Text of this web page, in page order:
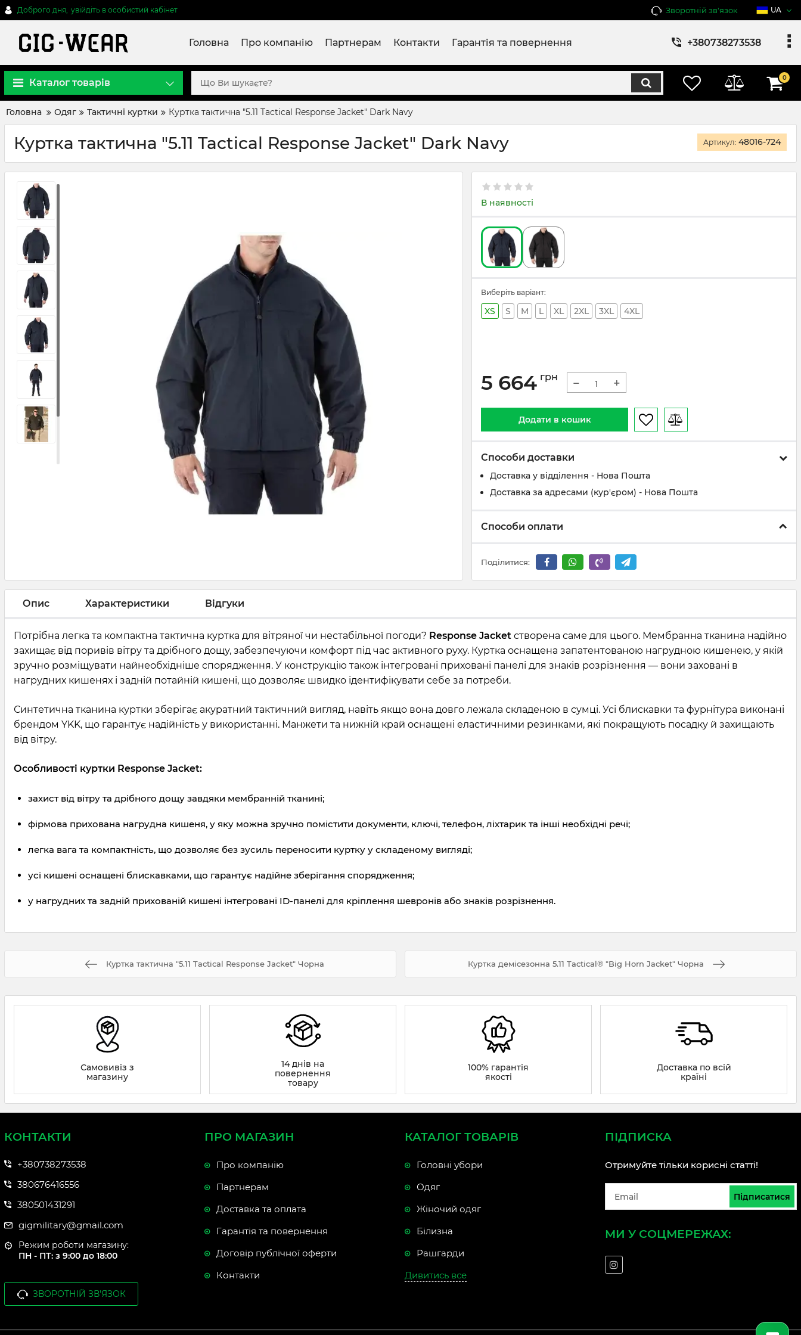
Доброго дня, увійдіть в особистий кабінет Зворотній зв'язок UA
Головна Про компанію Партнерам Контакти Гарантія та повернення +380738273538
Каталог товарів 0
Головна Одяг Тактичні куртки Куртка тактична "5.11 Tactical Response Jacket" Dark Navy
Куртка тактична "5.11 Tactical Response Jacket" Dark Navy Артикул: 48016-724
В наявності
Виберіть варіант:
XS S M L XL 2XL 3XL 4XL
5 664 грн − +
Додати в кошик
Способи доставки
Доставка у відділення - Нова Пошта
Доставка за адресами (кур'єром) - Нова Пошта
Способи оплати
Поділитися:
Опис Характеристики Відгуки
Потрібна легка та компактна тактична куртка для вітряної чи нестабільної погоди? Response Jacket створена саме для цього. Мембранна тканина надійно
захищає від поривів вітру та дрібного дощу, забезпечуючи комфорт під час активного руху. Куртка оснащена запатентованою нагрудною кишенею, у якій
зручно розміщувати найнеобхідніше спорядження. У конструкцію також інтегровані приховані панелі для знаків розрізнення — вони заховані в
нагрудних кишенях і задній потайній кишені, що дозволяє швидко ідентифікувати себе за потреби.
Синтетична тканина куртки зберігає акуратний тактичний вигляд, навіть якщо вона довго лежала складеною в сумці. Усі блискавки та фурнітура виконані
брендом YKK, що гарантує надійність у використанні. Манжети та нижній край оснащені еластичними резинками, які покращують посадку й захищають
від вітру.
Особливості куртки Response Jacket:
захист від вітру та дрібного дощу завдяки мембранній тканині;
фірмова прихована нагрудна кишеня, у яку можна зручно помістити документи, ключі, телефон, ліхтарик та інші необхідні речі;
легка вага та компактність, що дозволяє без зусиль переносити куртку у складеному вигляді;
усі кишені оснащені блискавками, що гарантує надійне зберігання спорядження;
у нагрудних та задній прихованій кишені інтегровані ID-панелі для кріплення шевронів або знаків розрізнення.
Куртка тактична "5.11 Tactical Response Jacket" Чорна Куртка демісезонна 5.11 Tactical® "Big Horn Jacket" Чорна
Самовивіз з
магазину
14 днів на
повернення
товару
100% гарантія
якості
Доставка по всій
країні
КОНТАКТИ
+380738273538
380676416556
380501431291
gigmilitary@gmail.com
Режим роботи магазину:
ПН - ПТ: з 9:00 до 18:00
ЗВОРОТНІЙ ЗВ'ЯЗОК
ПРО МАГАЗИН
Про компанію
Партнерам
Доставка та оплата
Гарантія та повернення
Договір публічної оферти
Контакти
КАТАЛОГ ТОВАРІВ
Головні убори
Одяг
Жіночий одяг
Білизна
Рашгарди
Дивитись все
ПІДПИСКА
Отримуйте тільки корисні статті!
Підписатися
МИ У СОЦМЕРЕЖАХ: